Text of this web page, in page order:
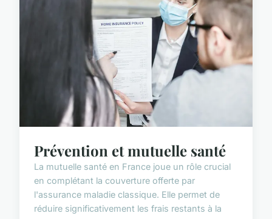
Prévention et mutuelle santé
La mutuelle santé en France joue un rôle crucial
en complétant la couverture offerte par
l'assurance maladie classique. Elle permet de
réduire significativement les frais restants à la